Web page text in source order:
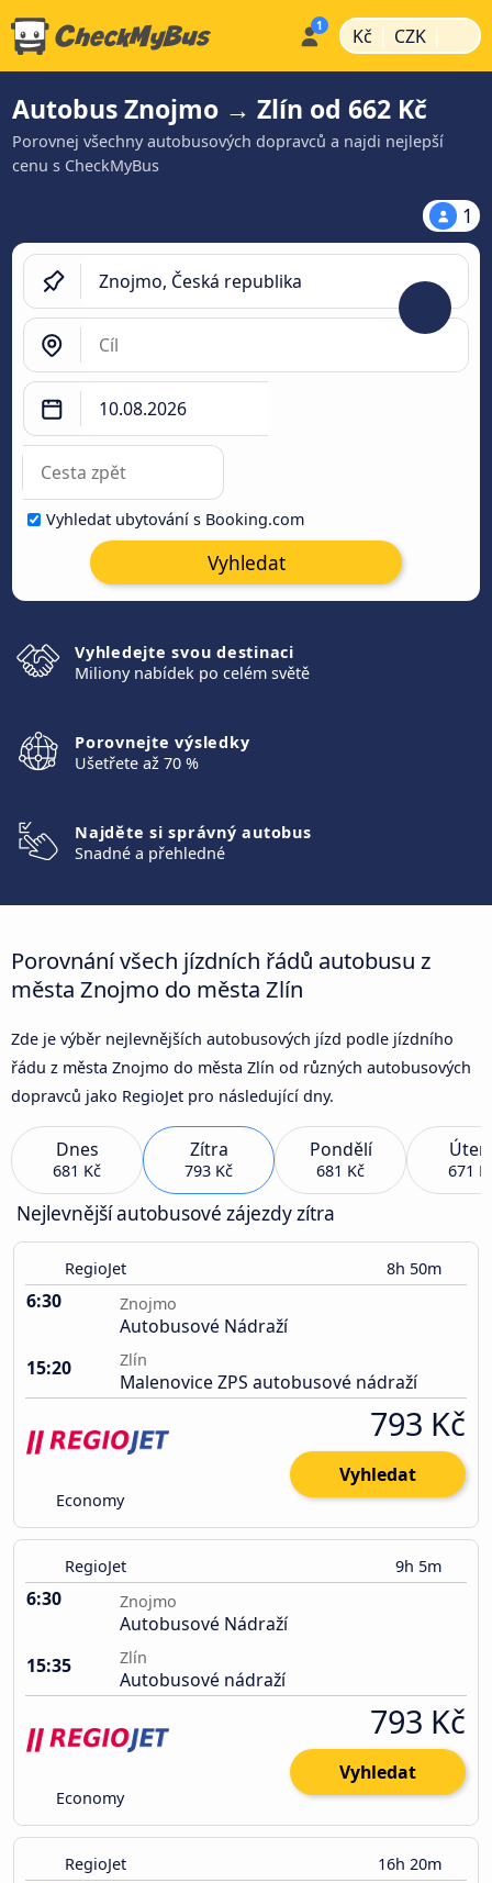
Kč | CZK |
Autobus Znojmo → Zlín od 662 Kč
Porovnej všechny autobusových dopravců a najdi nejlepší
cenu s CheckMyBus
1
Vyhledat ubytování s Booking.com
Vyhledat
Vyhledejte svou destinaci
Miliony nabídek po celém světě
Porovnejte výsledky
Ušetřete až 70 %
Najděte si správný autobus
Snadné a přehledné
Porovnání všech jízdních řádů autobusu z
města Znojmo do města Zlín
Zde je výběr nejlevnějších autobusových jízd podle jízdního
řádu z města Znojmo do města Zlín od různých autobusových
dopravců jako RegioJet pro následující dny.
Dnes
681 Kč
Zítra
793 Kč
Pondělí
681 Kč 671
Nejlevnější autobusové zájezdy zítra
RegioJet 8h 50m
6:30 Znojmo
Autobusové Nádraží
15:20
Zlín
Malenovice ZPS autobusové nádraží
Economy
793 Kč
Vyhledat
RegioJet 9h 5m
6:30 Znojmo
Autobusové Nádraží
15:35
Zlín
Autobusové nádraží
Economy
793 Kč
Vyhledat
RegioJet 16h 20m